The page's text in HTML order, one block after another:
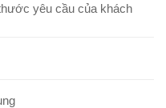
yêu cầu của khách